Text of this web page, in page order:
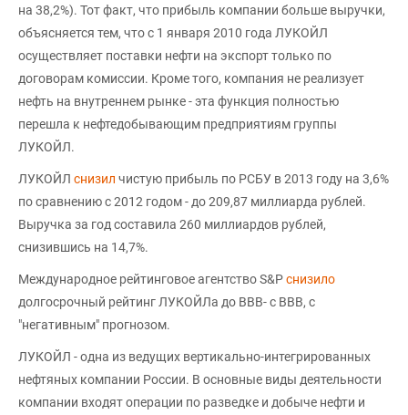
на 38,2%). Тот факт, что прибыль компании больше выручки,
объясняется тем, что с 1 января 2010 года ЛУКОЙЛ
осуществляет поставки нефти на экспорт только по
договорам комиссии. Кроме того, компания не реализует
нефть на внутреннем рынке - эта функция полностью
перешла к нефтедобывающим предприятиям группы
ЛУКОЙЛ.
ЛУКОЙЛ снизил чистую прибыль по РСБУ в 2013 году на 3,6%
по сравнению с 2012 годом - до 209,87 миллиарда рублей.
Выручка за год составила 260 миллиардов рублей,
снизившись на 14,7%.
Международное рейтинговое агентство S&Pснизило
долгосрочный рейтинг ЛУКОЙЛа до BBB- с BBB, с
"негативным" прогнозом.
ЛУКОЙЛ - одна из ведущих вертикально-интегрированных
нефтяных компании России. В основные виды деятельности
компании входят операции по разведке и добыче нефти и